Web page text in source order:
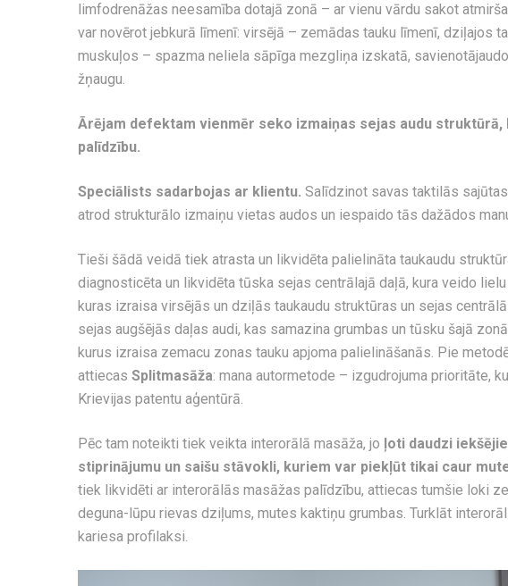
limfodrenāžas neesamība dotajā zonā – ar vienu vārdu sakot
var novērot jebkurā līmenī: virsējā – zemādas tauku līmenī, dziļajos
muskuļos – spazma neliela sāpīga mezgliņa izskatā,
žņaugu.
Ārējam defektam vienmēr seko izmaiņas sejas audu
palīdzību.
Speciālists sadarbojas ar klientu. Salīdzinot savas taktilās
atrod strukturālo izmaiņu vietas audos un iespaido tās dažādos
Tieši šādā veidā tiek atrasta un likvidēta palielināta taukaudu
diagnosticēta un likvidēta tūska sejas centrālajā daļā, kura veido
kuras izraisa virsējās un dziļās taukaudu struktūras un sejas
sejas augšējās daļas audi, kas samazina grumbas un tūsku šajā
kurus izraisa zemacu zonas tauku apjoma palielināšanās. Pie
attiecas Splitmasāža: mana autormetode – izgudrojuma prioritāte,
Krievijas patentu aģentūrā.
Pēc tam noteikti tiek veikta interorālā masāža, jo ļoti daudzi
stiprinājumu un saišu stāvokli, kuriem var piekļūt tikai caur
tiek likvidēti ar interorālās masāžas palīdzību, attiecas tumšie loki
deguna-lūpu rievas dziļums, mutes kaktiņu grumbas. Turklāt
kariesa profilaksi.